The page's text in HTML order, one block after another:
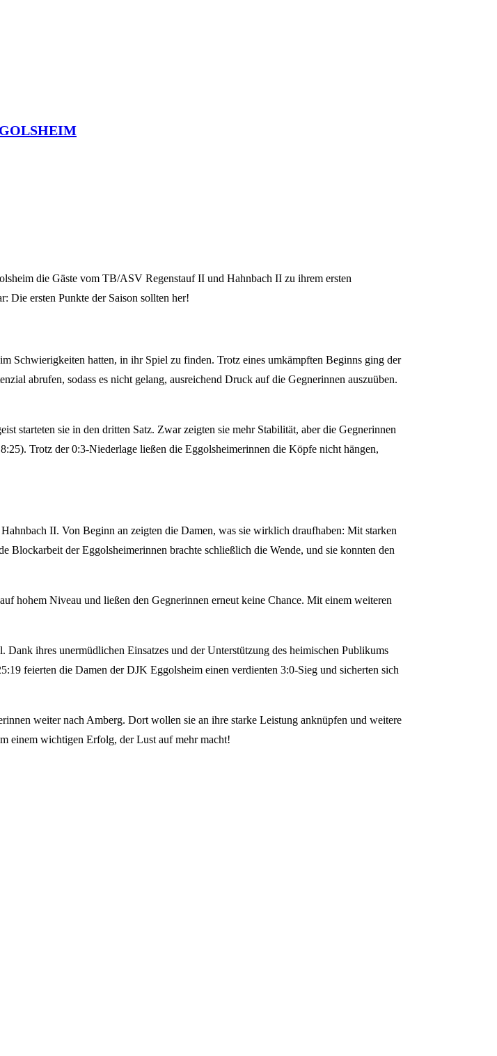
die Gäste vom TB/ASV Regenstauf II und Hahnbach II zu ihrem ersten
Die ersten Punkte der Saison sollten her!
Schwierigkeiten hatten, in ihr Spiel zu finden. Trotz eines umkämpften Beginns ging der
abrufen, sodass es nicht gelang, ausreichend Druck auf die Gegnerinnen auszuüben.
starteten sie in den dritten Satz. Zwar zeigten sie mehr Stabilität, aber die Gegnerinnen
Trotz der 0:3-Niederlage ließen die Eggolsheimerinnen die Köpfe nicht hängen,
II. Von Beginn an zeigten die Damen, was sie wirklich draufhaben: Mit starken
der Eggolsheimerinnen brachte schließlich die Wende, und sie konnten den
hohem Niveau und ließen den Gegnerinnen erneut keine Chance. Mit einem weiteren
ihres unermüdlichen Einsatzes und der Unterstützung des heimischen Publikums
feierten die Damen der DJK Eggolsheim einen verdienten 3:0-Sieg und sicherten sich
weiter nach Amberg. Dort wollen sie an ihre starke Leistung anknüpfen und weitere
einem wichtigen Erfolg, der Lust auf mehr macht!